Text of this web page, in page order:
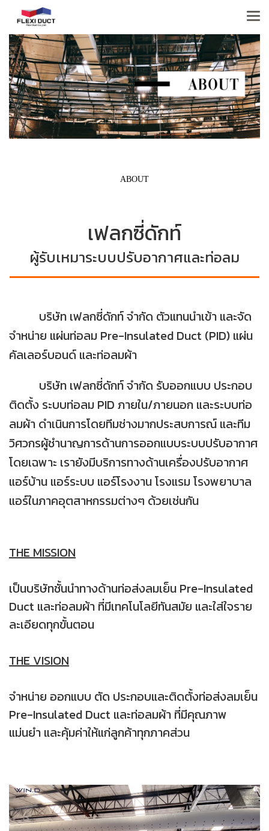
ABOUT
เฟลกซี่ดักท์
ผู้รับเหมาระบบปรับอากาศและท่อลม
บริษัท เฟลกซี่ดักท์ จำกัด ตัวแทนนำเข้า และจัด
จำหน่าย แผ่นท่อลม Pre-Insulated Duct (PID) แผ่น
คัลเลอร์บอนด์ และท่อลมผ้า
บริษัท เฟลกซี่ดักท์ จำกัด รับออกแบบ ประกอบ
ติดตั้ง ระบบท่อลม PID ภายใน/ภายนอก และระบบท่อ
ลมผ้า ดำเนินการโดยทีมช่างมากประสบการณ์ และทีม
วิศวกรผู้ชำนาญการด้านการออกแบบระบบปรับอากาศ
โดยเฉพาะ เรายังมีบริการทางด้านเครื่องปรับอากาศ
แอร์บ้าน แอร์ระบบ แอร์โรงงาน โรงแรม โรงพยาบาล
แอร์ในภาคอุตสาหกรรมต่างๆ ด้วยเช่นกัน
THE MISSION
เป็นบริษัทชั้นนำทางด้านท่อส่งลมเย็น Pre-Insulated
Duct และท่อลมผ้า ที่มีเทคโนโลยีทันสมัย และใส่ใจราย
ละเอียดทุกขั้นตอน
THE VISION
จำหน่าย ออกแบบ ตัด ประกอบและติดตั้งท่อส่งลมเย็น
Pre-Insulated Duct และท่อลมผ้า ที่มีคุณภาพ
แม่นยำ และคุ้มค่าให้แก่ลูกค้าทุกภาคส่วน